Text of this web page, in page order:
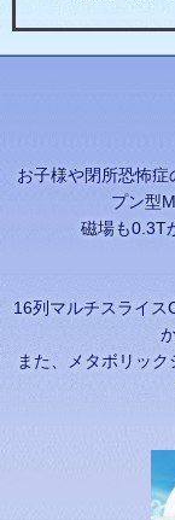
お子様や閉所恐怖
プン型
磁場も0.3T
16列マルチスライス
また、メタボリッ